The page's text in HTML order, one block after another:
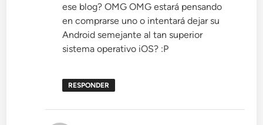
ese blog? OMG OMG estará pensando
en comprarse uno o intentará dejar su
Android semejante al tan superior
sistema operativo iOS? :P
RESPONDER